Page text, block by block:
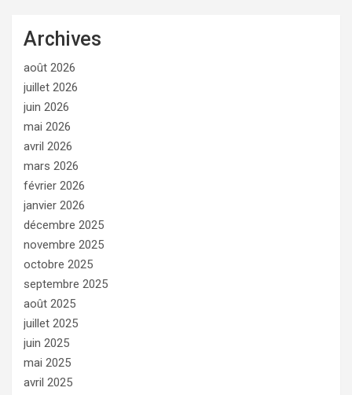
Archives
août 2026
juillet 2026
juin 2026
mai 2026
avril 2026
mars 2026
février 2026
janvier 2026
décembre 2025
novembre 2025
octobre 2025
septembre 2025
août 2025
juillet 2025
juin 2025
mai 2025
avril 2025